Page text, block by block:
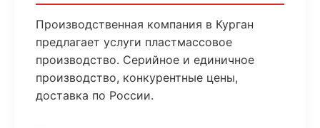
Производственная компания в Курган
предлагает услуги пластмассовое
производство. Серийное и единичное
производство, конкурентные цены,
доставка по России.